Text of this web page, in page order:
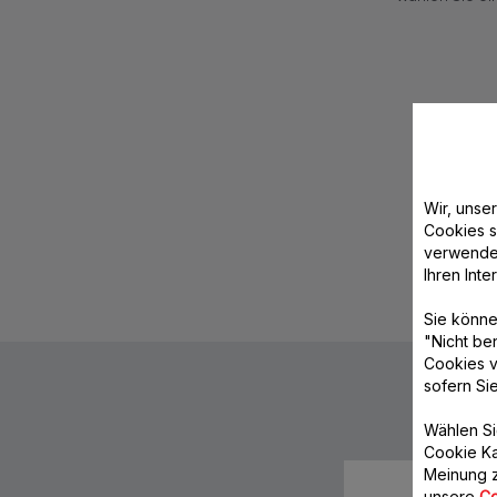
Wir,
Cookies
Ihren
Sie
"Nicht
Cookies
sofern
Wählen
Cookie
Meinung